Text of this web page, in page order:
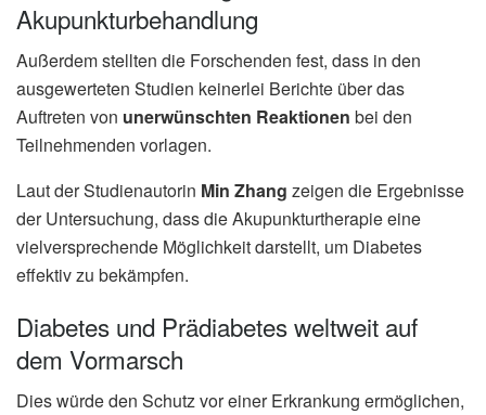
Akupunkturbehandlung
Außerdem stellten die Forschenden fest, dass in den
ausgewerteten Studien keinerlei Berichte über das
Auftreten von unerwünschten Reaktionen bei den
Teilnehmenden vorlagen.
Laut der Studienautorin Min Zhang zeigen die Ergebnisse
der Untersuchung, dass die Akupunkturtherapie eine
vielversprechende Möglichkeit darstellt, um Diabetes
effektiv zu bekämpfen.
Diabetes und Prädiabetes weltweit auf
dem Vormarsch
Dies würde den Schutz vor einer Erkrankung ermöglichen,